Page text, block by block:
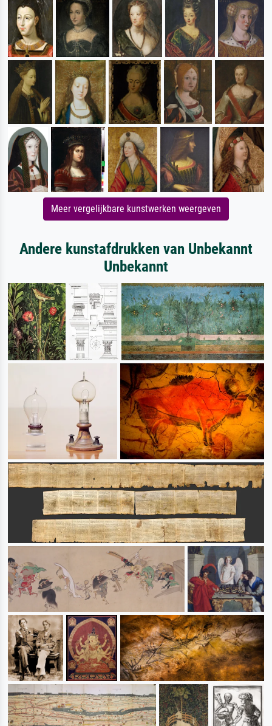
Meer vergelijkbare kunstwerken weergeven
Andere kunstafdrukken van Unbekannt
Unbekannt